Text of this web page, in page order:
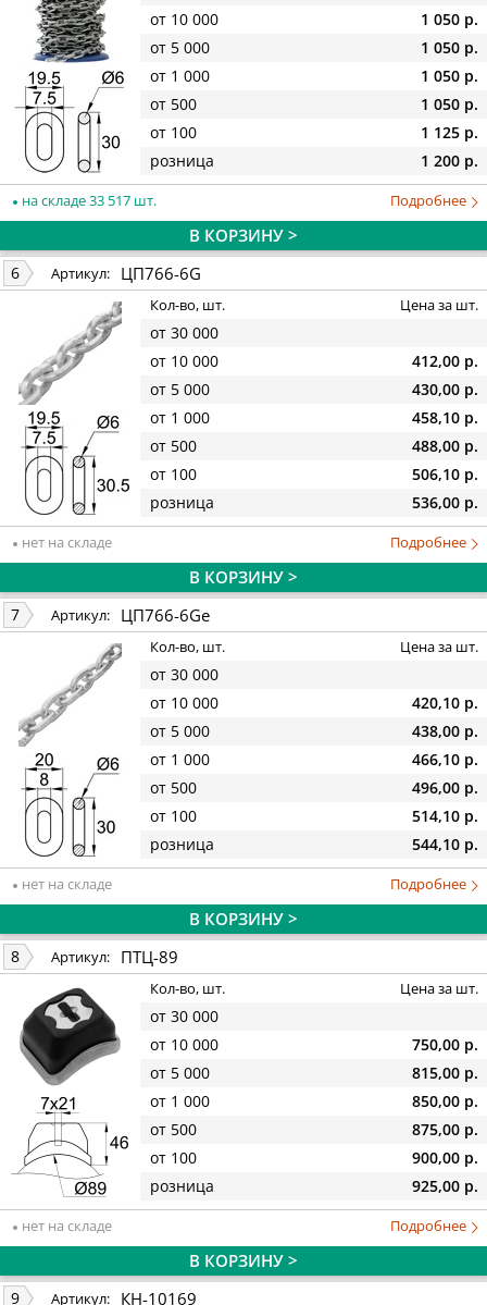
от 10 000
1 050 р.
от 5 000
1 050 р.
от 1 000
1 050 р.
от 500
1 050 р.
от 100
1 125 р.
розница
1 200 р.
на складе 33 517 шт. Подробнее
В КОРЗИНУ >
6 Артикул: ЦП766-6G
Кол-во, шт. Цена за шт.
от 30 000
от 10 000
412,00 р.
от 5 000
430,00 р.
от 1 000
458,10 р.
от 500
488,00 р.
от 100
506,10 р.
розница
536,00 р.
нет на складе Подробнее
В КОРЗИНУ >
7 Артикул: ЦП766-6Ge
Кол-во, шт. Цена за шт.
от 30 000
от 10 000
420,10 р.
от 5 000
438,00 р.
от 1 000
466,10 р.
от 500
496,00 р.
от 100
514,10 р.
розница
544,10 р.
нет на складе Подробнее
В КОРЗИНУ >
8 Артикул: ПТЦ-89
Кол-во, шт. Цена за шт.
от 30 000
от 10 000
750,00 р.
от 5 000
815,00 р.
от 1 000
850,00 р.
от 500
875,00 р.
от 100
900,00 р.
розница
925,00 р.
нет на складе Подробнее
В КОРЗИНУ >
9 Артикул: КН-10169